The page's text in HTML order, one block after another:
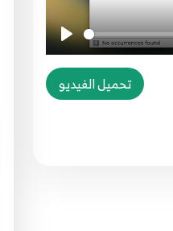
تحميل الفيديو